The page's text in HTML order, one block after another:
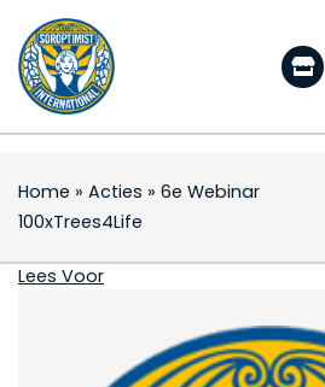
Home » Acties » 6e Webinar
100xTrees4Life
6e Webinar
Lees Voor